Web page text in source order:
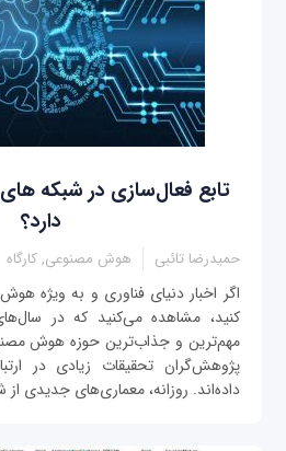
تابع فعال‌سازی در شبکه
دارد؟
حمیدرضا تائبی هوش مصنوعی, کارگاه
اگر اخبار دنیای فناوری و به ویژه
کنید، مشاهده می‌کنید که در
مهم‌ترین و جذاب‌ترین حوزه هوش
پژوهش‌گران تحقیقات زیادی در
داده‌اند. روزانه، معماری‌های جدیدی